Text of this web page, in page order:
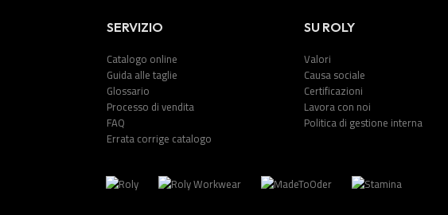
SERVIZIO
Catalogo online
Guida alle taglie
Glossario
Processo di vendita
FAQ
Errata corrige catalogo
SU ROLY
Valori
Causa sociale
Certificazioni
Lavora con noi
Politica di gestione interna